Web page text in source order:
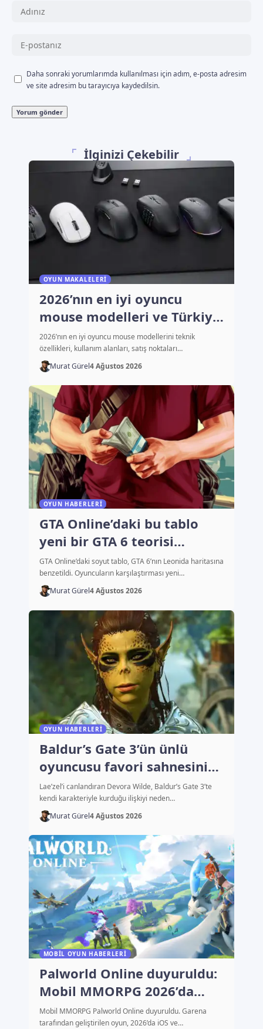
Daha sonraki yorumlarımda kullanılması için adım, e-posta adresim
ve site adresim bu tarayıcıya kaydedilsin.
İlginizi Çekebilir
OYUN MAKALELERI
2026’nın en iyi oyuncu
mouse modelleri ve Türkiye
fiyatları
2026’nın en iyi oyuncu mouse modellerini teknik
özellikleri, kullanım alanları, satış noktaları…
Murat Gürel4 Ağustos 2026
OYUN HABERLERI
GTA Online’daki bu tablo
yeni bir GTA 6 teorisi
başlattı
GTA Online’daki soyut tablo, GTA 6’nın Leonida haritasına
benzetildi. Oyuncuların karşılaştırması yeni…
Murat Gürel4 Ağustos 2026
OYUN HABERLERI
Baldur’s Gate 3’ün ünlü
oyuncusu favori sahnesini
açıkladı
Lae’zel’i canlandıran Devora Wilde, Baldur’s Gate 3’te
kendi karakteriyle kurduğu ilişkiyi neden…
Murat Gürel4 Ağustos 2026
MOBIL OYUN HABERLERI
Palworld Online duyuruldu:
Mobil MMORPG 2026’da
çıkacak
Mobil MMORPG Palworld Online duyuruldu. Garena
tarafından geliştirilen oyun, 2026’da iOS ve…